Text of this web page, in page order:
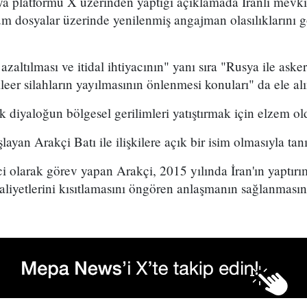
dosyalar üzerinde yenilenmiş angajman olasılıklarını
ve itidal ihtiyacının" yanı sıra "Rusya ile
silahların yayılmasının önlenmesi konuları" da ele
bölgesel gerilimleri yatıştırmak için elzem
Arakçi Batı ile ilişkilere açık bir isim olmasıyla
olarak görev yapan Arakçi, 2015 yılında İran'ın
kısıtlamasını öngören anlaşmanın